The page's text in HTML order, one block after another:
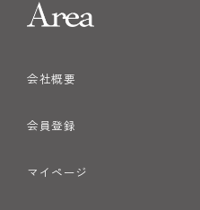
会社概要
会員登録
マイページ